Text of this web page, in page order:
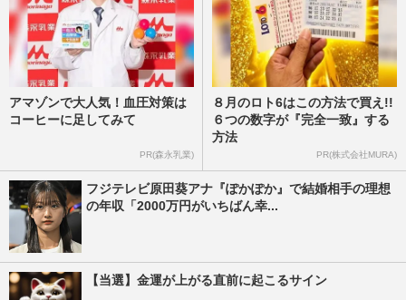
アマゾンで大人気！血圧対策は
コーヒーに足してみて
PR(森永乳業)
８月のロト6はこの方法で買え!!
６つの数字が『完全一致』する
方法
PR(株式会社MURA)
フジテレビ原田葵アナ『ぽかぽか』で結婚相手の理想
の年収「2000万円がいちばん幸...
【当選】金運が上がる直前に起こるサイン